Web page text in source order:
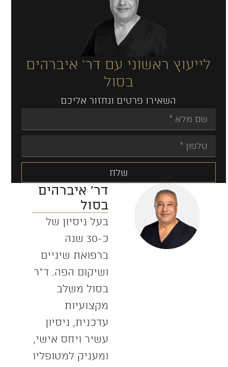
לייעוץ ראשוני עם דר' איברהים
בסול
השאירו פרטים ונחזור אליכם
שלח
Alternative:
דר' איברהים
בסול
בעל ניסיון של
כ-30 שנה
ברפואת שיניים
ושיקום הפה. ד”ר
בסול משלב
מקצועיות
עדכנית, ניסיון
עשיר ויחס אישי,
ומעניק למטופליו